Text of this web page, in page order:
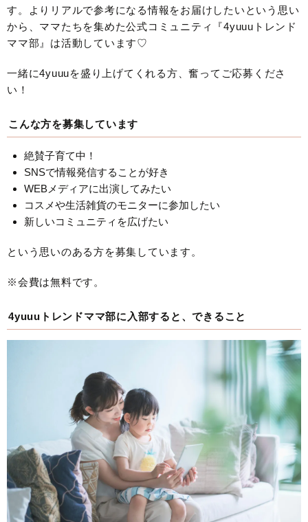
す。よりリアルで参考になる情報をお届けしたいという思い
から、ママたちを集めた公式コミュニティ『4yuuuトレンド
ママ部』は活動しています♡
一緒に4yuuuを盛り上げてくれる方、奮ってご応募くださ
い！
こんな方を募集しています
絶賛子育て中！
SNSで情報発信することが好き
WEBメディアに出演してみたい
コスメや生活雑貨のモニターに参加したい
新しいコミュニティを広げたい
という思いのある方を募集しています。
※会費は無料です。
4yuuuトレンドママ部に入部すると、できること